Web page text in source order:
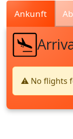
Ankunft
⚠️ No flights